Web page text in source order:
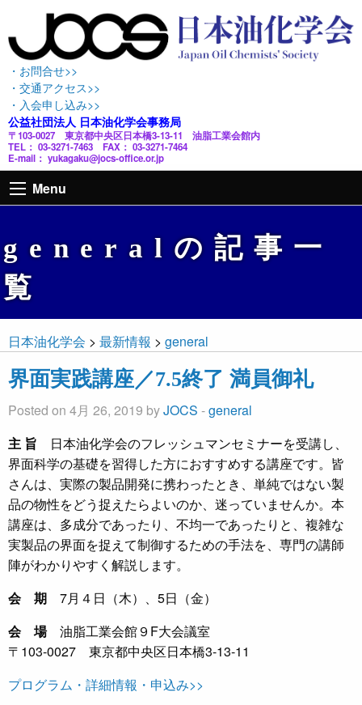
・お問合せ>>
・交通アクセス>>
・入会申し込み>>
公益社団法人 日本油化学会事務局
〒103-0027 東京都中央区日本橋3-13-11 油脂工業会館内
TEL： 03-3271-7463 FAX： 03-3271-7464
E-mail： yukagaku@jocs-office.or.jp
Menu
generalの記事一
覧
日本油化学会 > 最新情報 > general
界面実践講座／7.5終了 満員御礼
Posted on 4月 26, 2019 byJOCS -general
主 旨 日本油化学会のフレッシュマンセミナーを受講し、
界面科学の基礎を習得した方におすすめする講座です。皆
さんは、実際の製品開発に携わったとき、単純ではない製
品の物性をどう捉えたらよいのか、迷っていませんか。本
講座は、多成分であったり、不均一であったりと、複雑な
実製品の界面を捉えて制御するための手法を、専門の講師
陣がわかりやすく解説します。
会 期 7月４日（木）、5日（金）
会
場 油脂工業会館９F大会議室
〒103-0027 東京都中央区日本橋3-13-11
プログラム・詳細情報・申込み>>